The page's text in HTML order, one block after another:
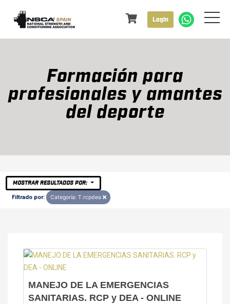
Login
Formación para
profesionales y amantes
del deporte
MOSTRAR RESULTADOS POR:
Filtrado por: Categoría: T.rcpdea
MANEJO DE LA EMERGENCIAS
SANITARIAS. RCP y DEA - ONLINE